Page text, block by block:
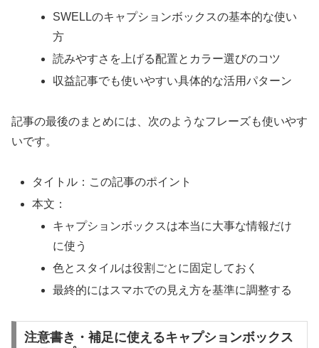
SWELLのキャプションボックスの基本的な使い
方
読みやすさを上げる配置とカラー選びのコツ
収益記事でも使いやすい具体的な活用パターン
記事の最後のまとめには、次のようなフレーズも使いやす
いです。
タイトル：この記事のポイント
本文：
キャプションボックスは本当に大事な情報だけ
に使う
色とスタイルは役割ごとに固定しておく
最終的にはスマホでの見え方を基準に調整する
注意書き・補足に使えるキャプションボックス